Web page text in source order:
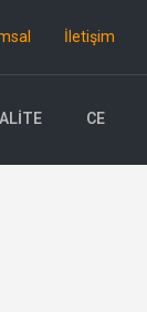
İletişim
CE